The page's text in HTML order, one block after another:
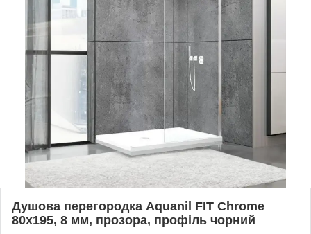
Душова перегородка Aquanil FIT Сhrome
80х195, 8 мм, прозора, профіль чорний